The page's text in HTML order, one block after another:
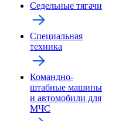
Седельные тягачи
Специальная
техника
Командно-
штабные машины
и автомобили для
МЧС